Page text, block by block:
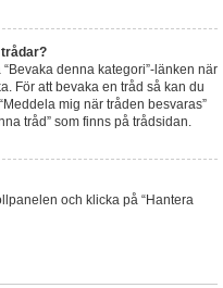
denna kategori”-länken när
För att bevaka en tråd så kan du
mig när tråden besvaras”
tråd” som finns på trådsidan.
och klicka på “Hantera